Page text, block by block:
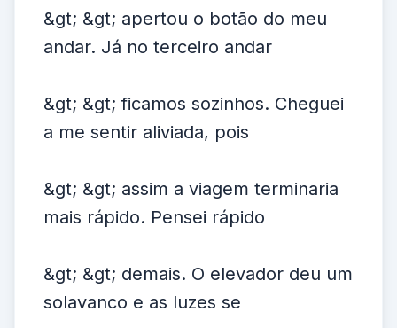
&gt; &gt; apertou o botão do meu
andar. Já no terceiro andar
&gt; &gt; ficamos sozinhos. Cheguei
a me sentir aliviada, pois
&gt; &gt; assim a viagem terminaria
mais rápido. Pensei rápido
&gt; &gt; demais. O elevador deu um
solavanco e as luzes se